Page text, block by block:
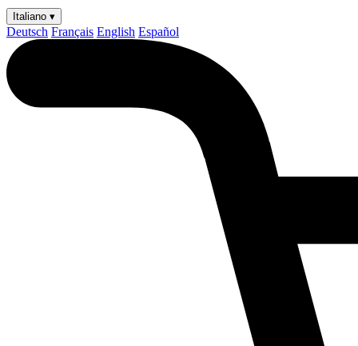
Italiano ▾
Deutsch Français English Español